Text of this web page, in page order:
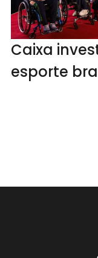
Caixa
esporte